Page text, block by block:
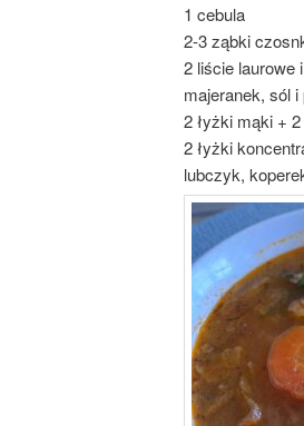
1 cebula
2-3 ząbki
2 liście laurowe
majeranek, sól
2 łyżki mąki +
2 łyżki
lubczyk,